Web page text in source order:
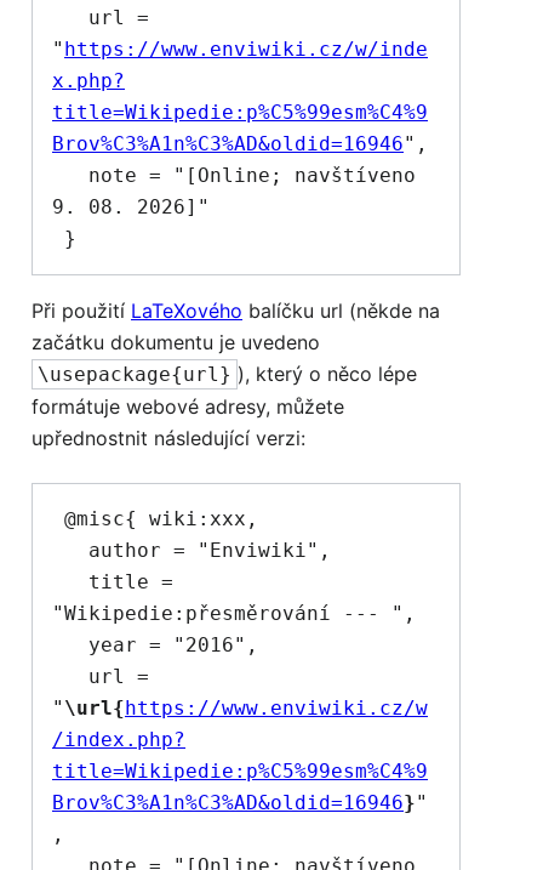
" https://www.enviwiki.cz/w/inde
x.php?
title=Wikipedie:p%C5%99esm%C4%9
Brov%C3%A1n%C3%AD&oldid=16946",
9. 08. 2026]"
Při použití LaTeXového balíčku url (někde na
začátku dokumentu je uvedeno
\usepackage{url} ), který o něco lépe
formátuje webové adresy, můžete
upřednostnit následující verzi:
"Wikipedie:přesměrování --- ",
" \url{https://www.enviwiki.cz/w
/index.php?
title=Wikipedie:p%C5%99esm%C4%9
Brov%C3%A1n%C3%AD&oldid=16946}"
,